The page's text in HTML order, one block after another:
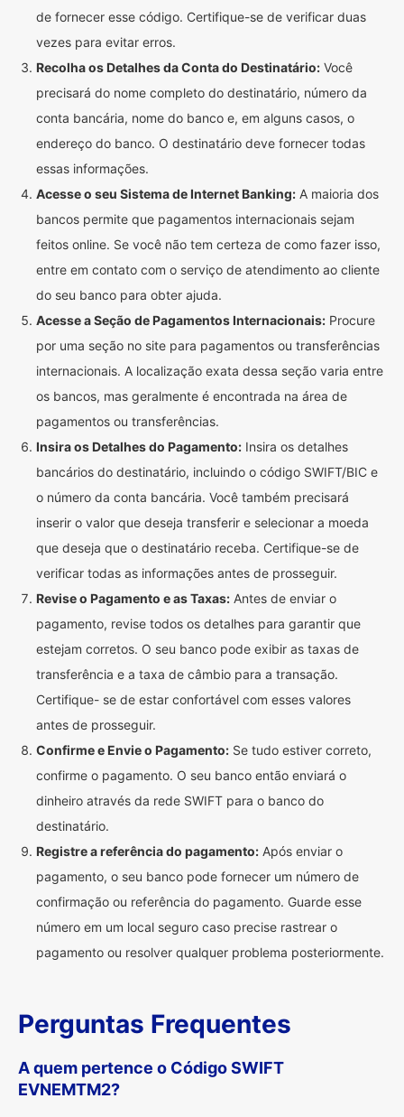
de fornecer esse código. Certifique-se de verificar duas
vezes para evitar erros.
Recolha os Detalhes da Conta do Destinatário: Você
precisará do nome completo do destinatário, número da
conta bancária, nome do banco e, em alguns casos, o
endereço do banco. O destinatário deve fornecer todas
essas informações.
Acesse o seu Sistema de Internet Banking: A maioria dos
bancos permite que pagamentos internacionais sejam
feitos online. Se você não tem certeza de como fazer isso,
entre em contato com o serviço de atendimento ao cliente
do seu banco para obter ajuda.
Acesse a Seção de Pagamentos Internacionais: Procure
por uma seção no site para pagamentos ou transferências
internacionais. A localização exata dessa seção varia entre
os bancos, mas geralmente é encontrada na área de
pagamentos ou transferências.
Insira os Detalhes do Pagamento: Insira os detalhes
bancários do destinatário, incluindo o código SWIFT/BIC e
o número da conta bancária. Você também precisará
inserir o valor que deseja transferir e selecionar a moeda
que deseja que o destinatário receba. Certifique-se de
verificar todas as informações antes de prosseguir.
Revise o Pagamento e as Taxas: Antes de enviar o
pagamento, revise todos os detalhes para garantir que
estejam corretos. O seu banco pode exibir as taxas de
transferência e a taxa de câmbio para a transação.
Certifique- se de estar confortável com esses valores
antes de prosseguir.
Confirme e Envie o Pagamento: Se tudo estiver correto,
confirme o pagamento. O seu banco então enviará o
dinheiro através da rede SWIFT para o banco do
destinatário.
Registre a referência do pagamento: Após enviar o
pagamento, o seu banco pode fornecer um número de
confirmação ou referência do pagamento. Guarde esse
número em um local seguro caso precise rastrear o
pagamento ou resolver qualquer problema posteriormente.
Perguntas Frequentes
A quem pertence o Código SWIFT
EVNEMTM2?